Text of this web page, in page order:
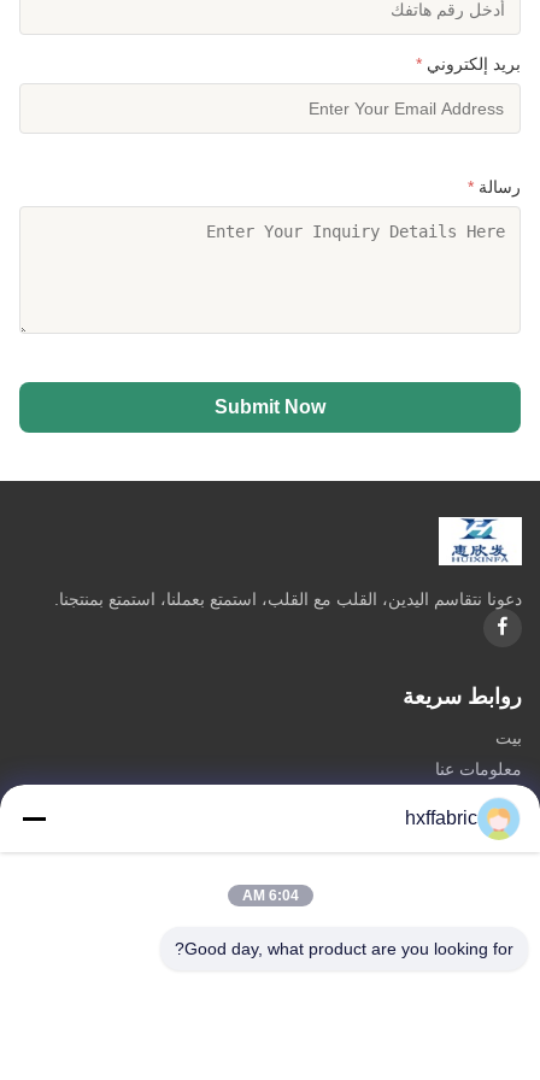
بريد إلكتروني *
رسالة *
Submit Now
دعونا نتقاسم اليدين، القلب مع القلب، استمتع بعملنا، استمتع بمنتجنا.
روابط سريعة
بيت
معلومات عنا
المنتجات
اتصل بنا
hxffabric
6:04 AM
Good day, what product are you looking for?